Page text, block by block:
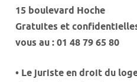
15 boulevard Hoche
Gratuites et
vous au : 01 48 79 65 80
• Le juriste en droit du